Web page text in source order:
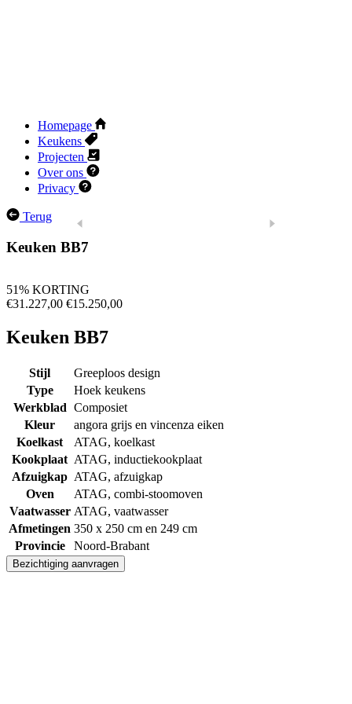
Homepage
Keukens
Projecten
Over ons
Privacy
Terug
Keuken BB7
51% KORTING
€31.227,00 €15.250,00
Keuken BB7
Stijl
Greeploos design
Type
Hoek keukens
Werkblad Composiet
Kleur
angora grijs en vincenza eiken
Koelkast
ATAG, koelkast
Kookplaat ATAG, inductiekookplaat
Afzuigkap ATAG, afzuigkap
Oven
ATAG, combi-stoomoven
Vaatwasser ATAG, vaatwasser
Afmetingen 350 x 250 cm en 249 cm
Provincie
Noord-Brabant
Bezichtiging aanvragen